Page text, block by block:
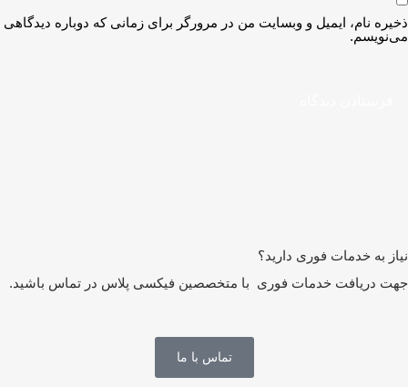
نام، ایمیل و وبسایت من در مرورگر برای زمانی که دوباره دیدگاهی
به خدمات فوری دارید؟
دریافت خدمات فوری با متخصصین فیکسی پلاس در تماس باشید.
تماس با ما